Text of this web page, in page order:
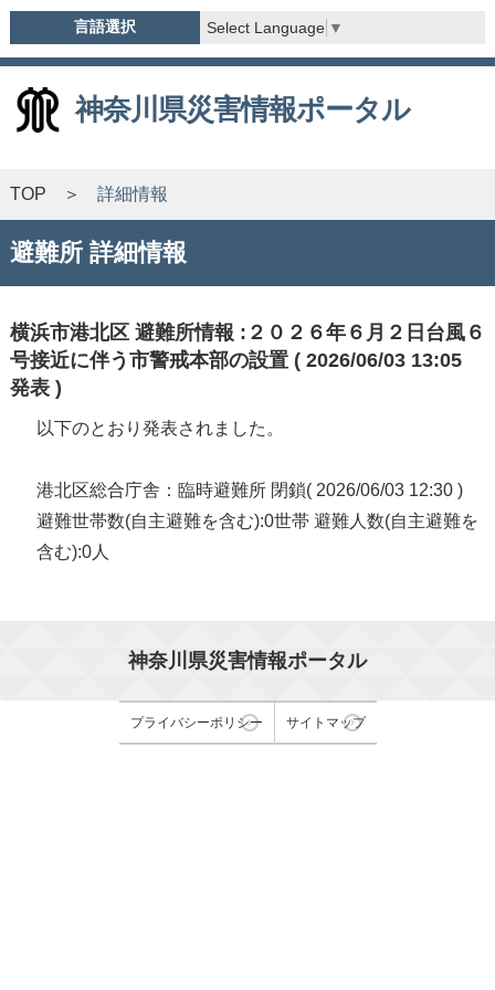
言語選択 Select Language ▼
神奈川県災害情報ポータル
TOP 詳細情報
避難所 詳細情報
横浜市港北区 避難所情報 :２０２６年６月２日台風６
号接近に伴う市警戒本部の設置 ( 2026/06/03 13:05
発表 )
以下のとおり発表されました。
港北区総合庁舎：臨時避難所 閉鎖( 2026/06/03 12:30 )
避難世帯数(自主避難を含む):0世帯 避難人数(自主避難を
含む):0人
神奈川県災害情報ポータル
プライバシーポリシー サイトマップ